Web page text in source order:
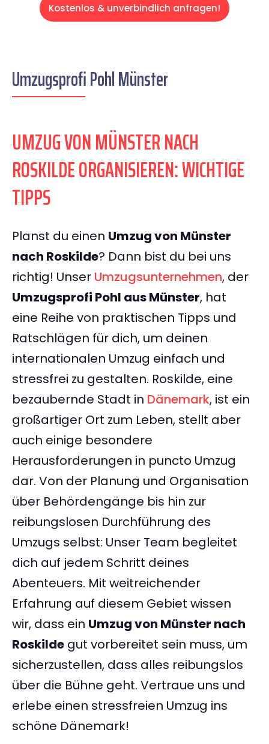
Kostenlos & unverbindlich anfragen!
Umzugsprofi Pohl Münster
UMZUG VON MÜNSTER NACH
ROSKILDE ORGANISIEREN: WICHTIGE
TIPPS
Planst du einen Umzug von Münster
nach Roskilde? Dann bist du bei uns
richtig! Unser Umzugsunternehmen, der
Umzugsprofi Pohl aus Münster, hat
eine Reihe von praktischen Tipps und
Ratschlägen für dich, um deinen
internationalen Umzug einfach und
stressfrei zu gestalten. Roskilde, eine
bezaubernde Stadt in Dänemark, ist ein
großartiger Ort zum Leben, stellt aber
auch einige besondere
Herausforderungen in puncto Umzug
dar. Von der Planung und Organisation
über Behördengänge bis hin zur
reibungslosen Durchführung des
Umzugs selbst: Unser Team begleitet
dich auf jedem Schritt deines
Abenteuers. Mit weitreichender
Erfahrung auf diesem Gebiet wissen
wir, dass ein Umzug von Münster nach
Roskilde gut vorbereitet sein muss, um
sicherzustellen, dass alles reibungslos
über die Bühne geht. Vertraue uns und
erlebe einen stressfreien Umzug ins
schöne Dänemark!